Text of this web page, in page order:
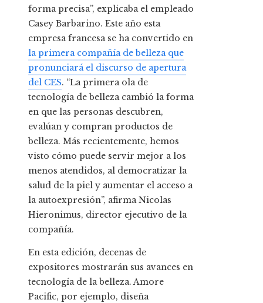
forma precisa”, explicaba el empleado
Casey Barbarino. Este año esta
empresa francesa se ha convertido en
la primera compañía de belleza que
pronunciará el discurso de apertura
del CES. “La primera ola de
tecnología de belleza cambió la forma
en que las personas descubren,
evalúan y compran productos de
belleza. Más recientemente, hemos
visto cómo puede servir mejor a los
menos atendidos, al democratizar la
salud de la piel y aumentar el acceso a
la autoexpresión”, afirma Nicolas
Hieronimus, director ejecutivo de la
compañía.
En esta edición, decenas de
expositores mostrarán sus avances en
tecnología de la belleza. Amore
Pacific, por ejemplo, diseña